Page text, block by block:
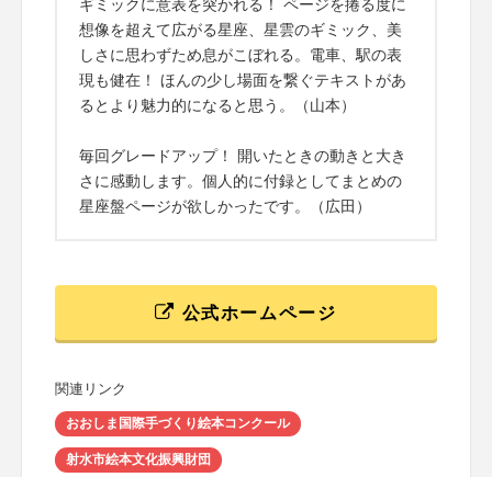
ギミックに意表を突かれる！ ページを捲る度に
想像を超えて広がる星座、星雲のギミック、美
しさに思わずため息がこぼれる。電車、駅の表
現も健在！ ほんの少し場面を繋ぐテキストがあ
るとより魅力的になると思う。（山本）
毎回グレードアップ！ 開いたときの動きと大き
さに感動します。個人的に付録としてまとめの
星座盤ページが欲しかったです。（広田）
公式ホームページ
関連リンク
おおしま国際手づくり絵本コンクール
射水市絵本文化振興財団